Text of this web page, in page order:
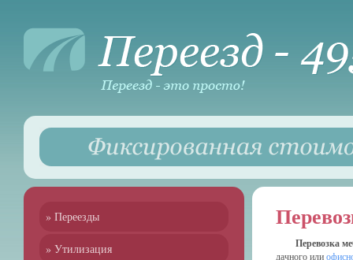
» Переезды
» Утилизация Перевозка
дачного или